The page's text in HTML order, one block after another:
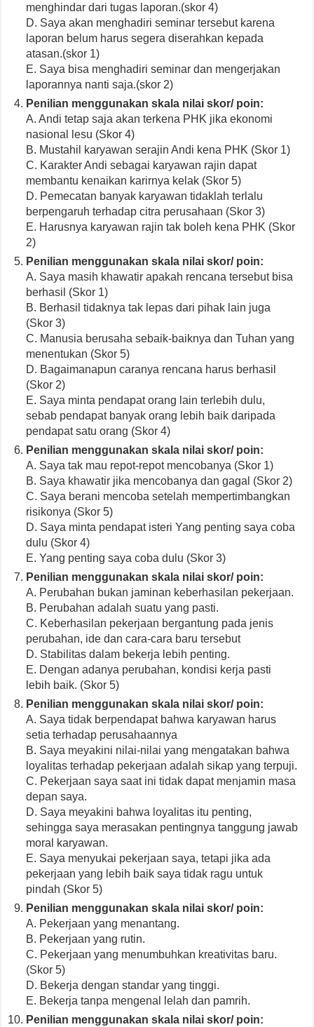
menghindar dari tugas laporan.(skor 4)
D. Saya akan menghadiri seminar tersebut karena
laporan belum harus segera diserahkan kepada
atasan.(skor 1)
E. Saya bisa menghadiri seminar dan mengerjakan
laporannya nanti saja.(skor 2)
Penilian menggunakan skala nilai skor/ poin:
A. Andi tetap saja akan terkena PHK jika ekonomi
nasional lesu (Skor 4)
B. Mustahil karyawan serajin Andi kena PHK (Skor 1)
C. Karakter Andi sebagai karyawan rajin dapat
membantu kenaikan karirnya kelak (Skor 5)
D. Pemecatan banyak karyawan tidaklah terlalu
berpengaruh terhadap citra perusahaan (Skor 3)
E. Harusnya karyawan rajin tak boleh kena PHK (Skor
2)
Penilian menggunakan skala nilai skor/ poin:
A. Saya masih khawatir apakah rencana tersebut bisa
berhasil (Skor 1)
B. Berhasil tidaknya tak lepas dari pihak lain juga
(Skor 3)
C. Manusia berusaha sebaik-baiknya dan Tuhan yang
menentukan (Skor 5)
D. Bagaimanapun caranya rencana harus berhasil
(Skor 2)
E. Saya minta pendapat orang lain terlebih dulu,
sebab pendapat banyak orang lebih baik daripada
pendapat satu orang (Skor 4)
Penilian menggunakan skala nilai skor/ poin:
A. Saya tak mau repot-repot mencobanya (Skor 1)
B. Saya khawatir jika mencobanya dan gagal (Skor 2)
C. Saya berani mencoba setelah mempertimbangkan
risikonya (Skor 5)
D. Saya minta pendapat isteri Yang penting saya coba
dulu (Skor 4)
E. Yang penting saya coba dulu (Skor 3)
Penilian menggunakan skala nilai skor/ poin:
A. Perubahan bukan jaminan keberhasilan pekerjaan.
B. Perubahan adalah suatu yang pasti.
C. Keberhasilan pekerjaan bergantung pada jenis
perubahan, ide dan cara-cara baru tersebut
D. Stabilitas dalam bekerja lebih penting.
E. Dengan adanya perubahan, kondisi kerja pasti
lebih baik. (Skor 5)
Penilian menggunakan skala nilai skor/ poin:
A. Saya tidak berpendapat bahwa karyawan harus
setia terhadap perusahaannya
B. Saya meyakini nilai-nilai yang mengatakan bahwa
loyalitas terhadap pekerjaan adalah sikap yang terpuji.
C. Pekerjaan saya saat ini tidak dapat menjamin masa
depan saya.
D. Saya meyakini bahwa loyalitas itu penting,
sehingga saya merasakan pentingnya tanggung jawab
moral karyawan.
E. Saya menyukai pekerjaan saya, tetapi jika ada
pekerjaan yang lebih baik saya tidak ragu untuk
pindah (Skor 5)
Penilian menggunakan skala nilai skor/ poin:
A. Pekerjaan yang menantang.
B. Pekerjaan yang rutin.
C. Pekerjaan yang menumbuhkan kreativitas baru.
(Skor 5)
D. Bekerja dengan standar yang tinggi.
E. Bekerja tanpa mengenal lelah dan pamrih.
Penilian menggunakan skala nilai skor/ poin: